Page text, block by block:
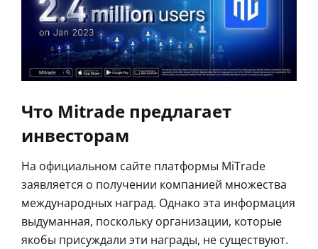
Что Mitrade предлагает
инвесторам
На официальном сайте платформы MiTrade
заявляется о получении компанией множества
международных наград. Однако эта информация
выдуманная, поскольку организации, которые
якобы присуждали эти награды, не существуют.